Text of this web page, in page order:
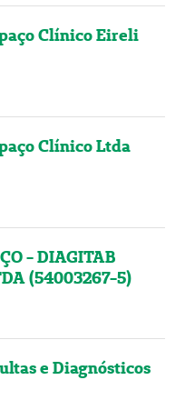
Clínico Eireli
Clínico Ltda
- DIAGITAB
(54003267-5)
e Diagnósticos